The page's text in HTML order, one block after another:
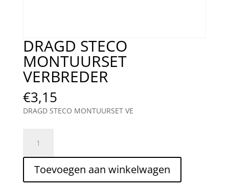
DRAGD STECO
MONTUURSET
VERBREDER
€3,15
DRAGD STECO MONTUURSET VE
STECO
MONTUURSET
VERBREDER
aantal
Toevoegen aan winkelwagen